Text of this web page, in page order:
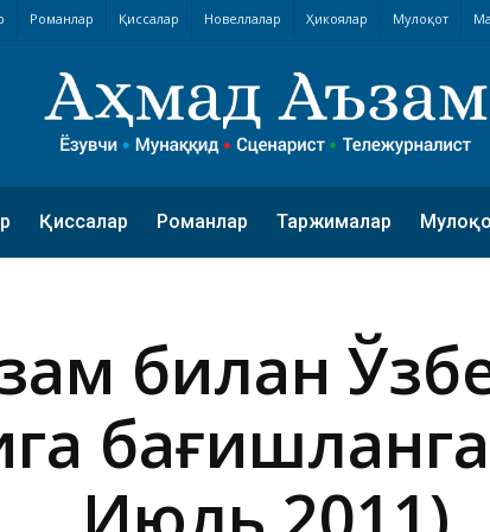
Романлар Қиссалар Новеллалар Ҳикоялар Мулоқот
Қиссалар Романлар Таржималар
билан